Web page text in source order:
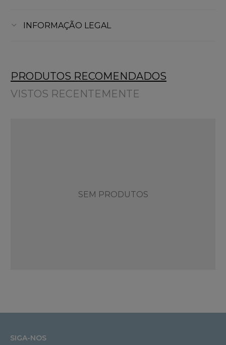
INFORMAÇÃO LEGAL
PRODUTOS RECOMENDADOS
VISTOS RECENTEMENTE
SEM PRODUTOS
SIGA-NOS